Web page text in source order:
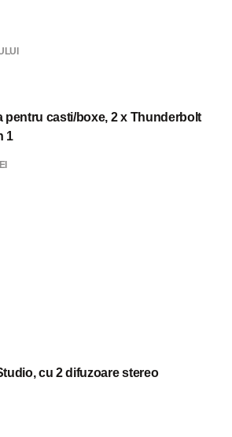
pentru casti/boxe, 2 x Thunderbolt
1
cu 2 difuzoare stereo